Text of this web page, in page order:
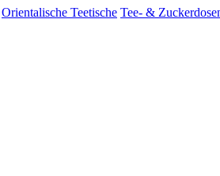
Orientalische Teetische Tee- &